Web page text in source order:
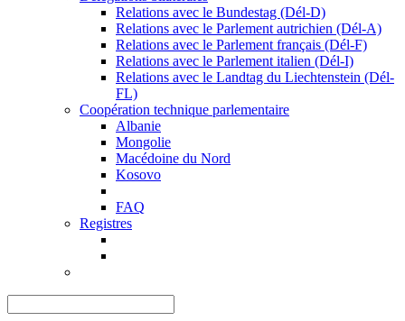
Relations avec le Bundestag (Dél-D)
Relations avec le Parlement autrichien (Dél-A)
Relations avec le Parlement français (Dél-F)
Relations avec le Parlement italien (Dél-I)
Relations avec le Landtag du Liechtenstein (Dél-
FL)
Coopération technique parlementaire
Albanie
Mongolie
Macédoine du Nord
Kosovo
FAQ
Registres